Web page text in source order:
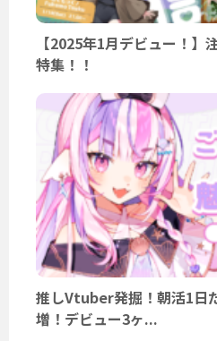
【2025年1月デビュー！
特集！！
推しVtuber発掘！朝活1日
増！デビュー3ヶ...